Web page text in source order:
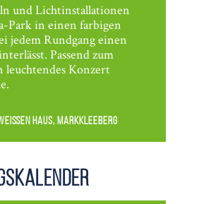
und Lichtinstallationen
Park in einen farbigen
jedem Rundgang einen
Passend zum
leuchtendes Konzert
Haus, Markkleeberg